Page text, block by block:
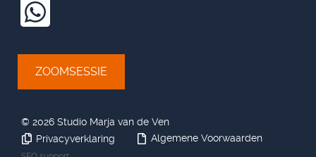
ZOOMSESSIE
© 2026 Studio Marja van de Ven
Privacyverklaring
Algemene Voorwaarden